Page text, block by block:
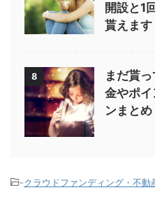
開設と1
貰えます
8
まだ貰
金やポ
ンまとめ
-クラウドファンディング・不動